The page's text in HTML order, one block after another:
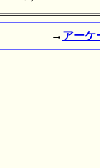
→ アーケ